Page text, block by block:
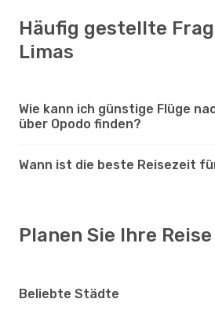
Häufig gestellte
Limas
Wie kann ich günstige Flüge
über Opodo finden?
Wann ist die beste Reisezeit
Planen Sie Ihre Reise
Beliebte Städte